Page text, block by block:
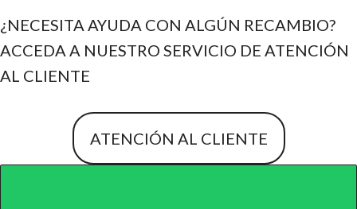
¿NECESITA AYUDA CON ALGÚN RECAMBIO?
ACCEDA A NUESTRO SERVICIO DE ATENCIÓN
AL CLIENTE
ATENCIÓN AL CLIENTE